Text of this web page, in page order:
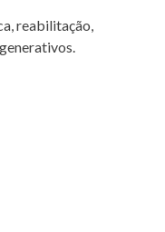
reabilitação,